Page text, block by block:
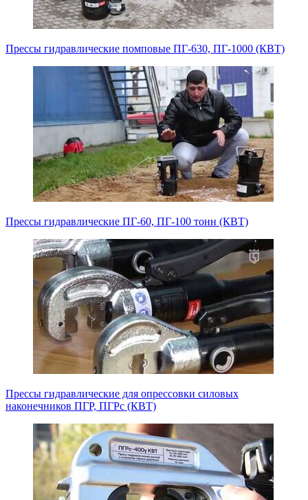
Прессы гидравлические помповые ПГ-630, ПГ-1000 (КВТ)
Прессы гидравлические ПГ-60, ПГ-100 тонн (КВТ)
Прессы гидравлические для опрессовки силовых
наконечников ПГР, ПГРс (КВТ)